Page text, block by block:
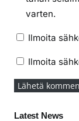
varten.
Ilmoita
Ilmoita
Latest News